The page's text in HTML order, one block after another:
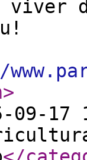
viver
>
09-17